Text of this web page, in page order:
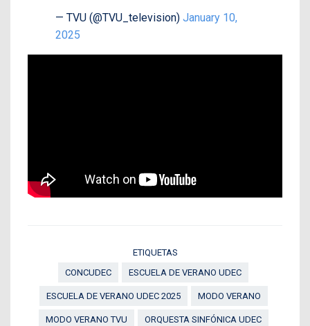
— TVU (@TVU_television) January 10,
2025
ETIQUETAS
CONCUDEC
ESCUELA DE VERANO UDEC
ESCUELA DE VERANO UDEC 2025 MODO VERANO
MODO VERANO TVU ORQUESTA SINFÓNICA UDEC